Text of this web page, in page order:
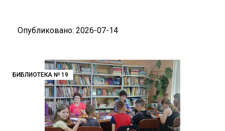
Опубликовано: 2026-07-14
БИБЛИОТЕКА № 19